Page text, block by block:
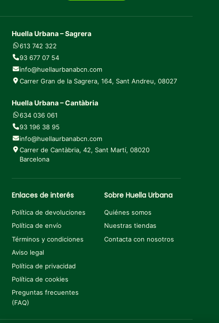
Huella Urbana – Sagrera
613 742 322
93 677 07 54
info@huellaurbanabcn.com
Carrer Gran de la Sagrera, 164, Sant Andreu, 08027
Huella Urbana – Cantàbria
634 036 061
93 196 38 95
info@huellaurbanabcn.com
Carrer de Cantàbria, 42, Sant Martí, 08020
Barcelona
Enlaces de interés
Política de devoluciones
Política de envío
Términos y condiciones
Aviso legal
Política de privacidad
Política de cookies
Preguntas frecuentes
(FAQ)
Sobre Huella Urbana
Quiénes somos
Nuestras tiendas
Contacta con nosotros